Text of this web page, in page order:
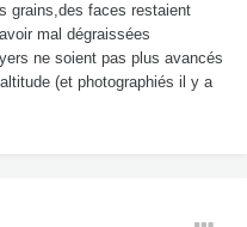
grains,des faces restaient
mal dégraissées
ne soient pas plus avancés
(et photographiés il y a